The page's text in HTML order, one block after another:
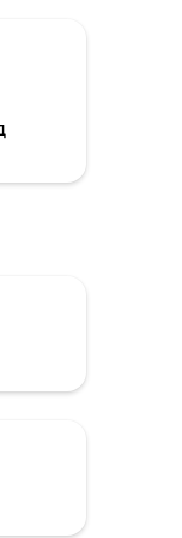
да мора